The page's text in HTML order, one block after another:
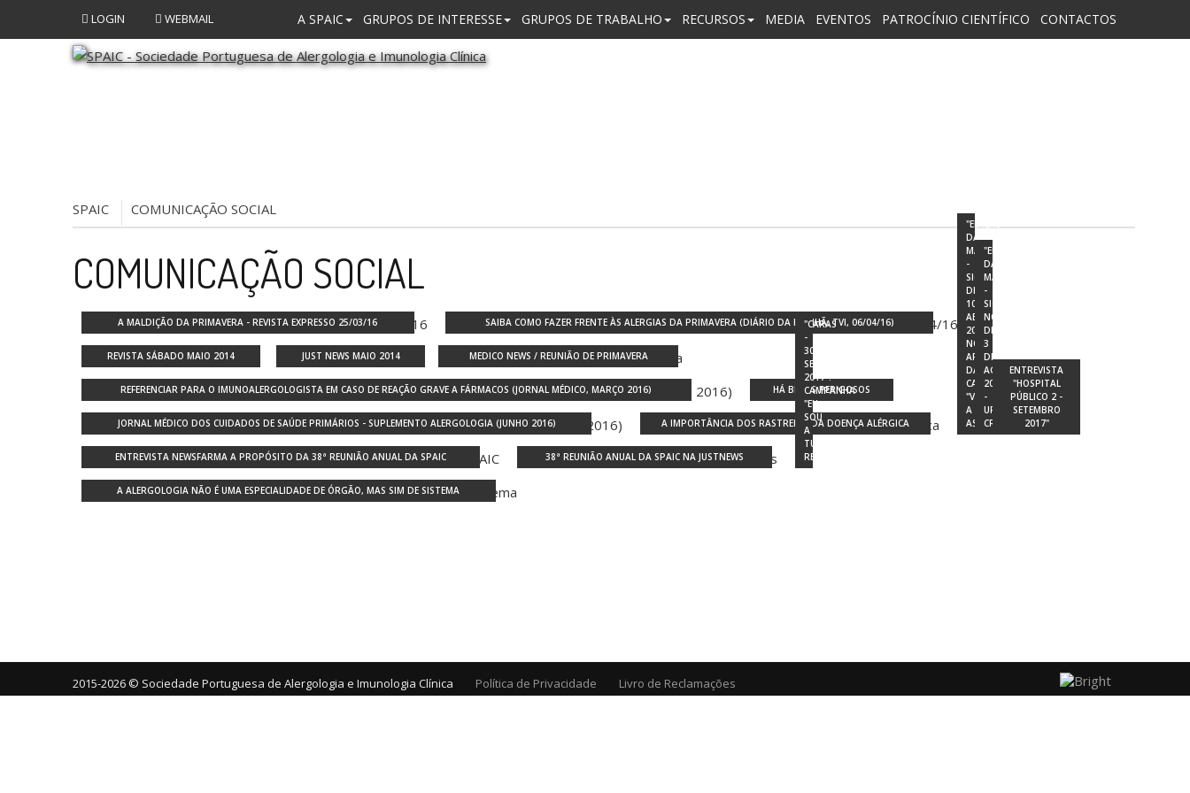
A SPAIC GRUPOS DE INTERESSE GRUPOS DE TRABALHO RECURSOS MEDIA EVENTOS PATROCÍNIO CIENTÍFICO CONTACTOS
LOGIN WEBMAIL
SPAIC COMUNICAÇÃO SOCIAL
COMUNICAÇÃO SOCIAL
A MALDIÇÃO DA PRIMAVERA - REVISTA EXPRESSO 25/03/16 SAIBA COMO FAZER FRENTE ÀS ALERGIAS DA PRIMAVERA (DIÁRIO DA MANHÃ, TVI, 06/04/16)
REVISTA SÁBADO MAIO 2014 JUST NEWS MAIO 2014 MEDICO NEWS / REUNIÃO DE PRIMAVERA
REFERENCIAR PARA O IMUNOALERGOLOGISTA EM CASO DE REAÇÃO GRAVE A FÁRMACOS (JORNAL MÉDICO, MARÇO 2016) HÁ BEIJOS PERIGOSOS
JORNAL MÉDICO DOS CUIDADOS DE SAÚDE PRIMÁRIOS - SUPLEMENTO ALERGOLOGIA (JUNHO 2016) A IMPORTÂNCIA DOS RASTREIOS DA DOENÇA ALÉRGICA
"EDIÇÃO
DA
MANHÃ
-
SIC"
DIA
10
ABRIL
2017
NO
ARRANQUE
DA
CAMPANHA
"VENCER
A
ASMA"
"EDIÇÃO
DA
MANHÃ
-
SIC
NOTÍCIAS"
DIA
3
DE
AGOSTO
2017
-
URTICÁRIA
CRÓNICA
ENTREVISTA
"HOSPITAL
PÚBLICO 2 -
SETEMBRO
2017"
ENTREVISTA NEWSFARMA A PROPÓSITO DA 38ª REUNIÃO ANUAL DA SPAIC 38ª REUNIÃO ANUAL DA SPAIC NA JUSTNEWS
"CARAS
-
30
SETEMBRO
2017":
CAMPANHA
"EU
SOU
A
TUA
REDE"
A ALERGOLOGIA NÃO É UMA ESPECIALIDADE DE ÓRGÃO, MAS SIM DE SISTEMA
2015-2026 © Sociedade Portuguesa de Alergologia e Imunologia Clínica Política de Privacidade Livro de Reclamações